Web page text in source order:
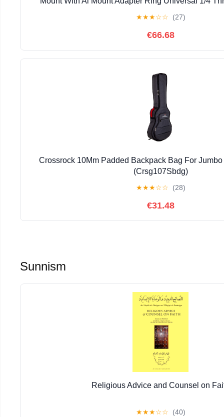
★★★☆☆ (27)
€66.68
Crossrock 10Mm Padded Backpack Bag For
(Crsg107Sbdg)
★★★☆☆ (28)
€31.48
Sunnism
Religious Advice and Counsel on
★★★☆☆ (40)